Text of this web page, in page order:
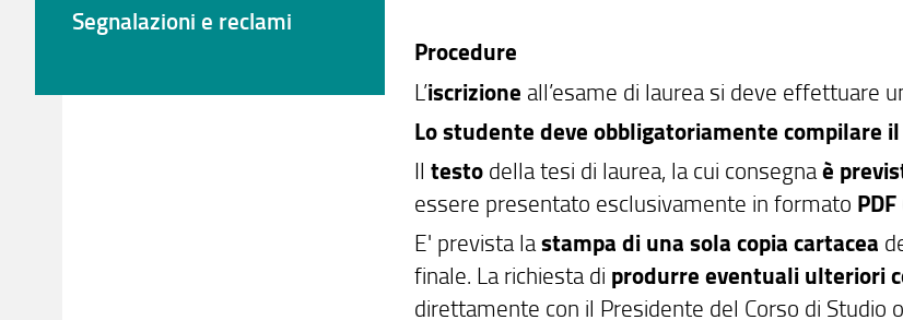
Procedure
L’iscrizione all’esame di laurea si deve effettuare
Lo studente deve obbligatoriamente compilare
Iltesto della tesi di laurea, la cui consegnaè
essere presentato esclusivamente in formato PDF
E' prevista lastampa di una sola copia cartacea
finale. La richiesta di produrre eventuali ulteriori
direttamente con il Presidente del Corso di Studio
Segnalazioni e reclami